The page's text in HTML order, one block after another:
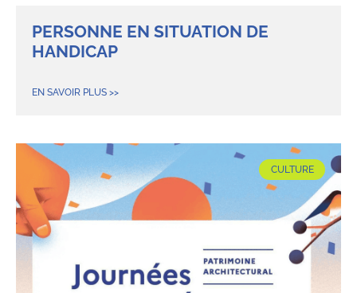
PERSONNE EN SITUATION DE
HANDICAP
EN SAVOIR PLUS >>
CULTURE